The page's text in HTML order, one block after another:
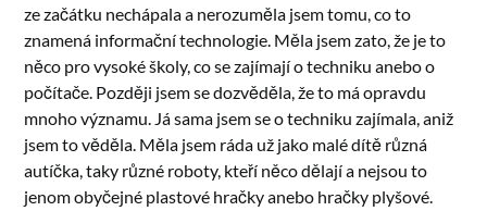
ze začátku nechápala a nerozuměla jsem tomu, co to
znamená informační technologie. Měla jsem zato, že je to
něco pro vysoké školy, co se zajímají o techniku anebo o
počítače. Později jsem se dozvěděla, že to má opravdu
mnoho významu. Já sama jsem se o techniku zajímala, aniž
jsem to věděla. Měla jsem ráda už jako malé dítě různá
autíčka, taky různé roboty, kteří něco dělají a nejsou to
jenom obyčejné plastové hračky anebo hračky plyšové.